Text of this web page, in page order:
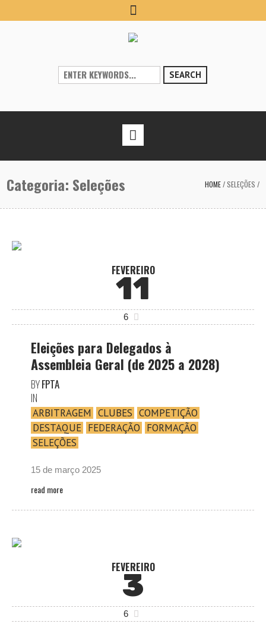
SEARCH
Categoria: Seleções HOME/SELEÇÕES /
FEVEREIRO
11
6
Eleições para Delegados à
Assembleia Geral (de 2025 a 2028)
BYFPTA
IN
ARBITRAGEM CLUBES COMPETIÇÃO
DESTAQUE FEDERAÇÃO FORMAÇÃO
SELEÇÕES
15 de março 2025
read more
FEVEREIRO
3
6